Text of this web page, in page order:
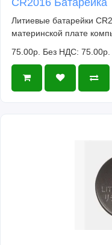
Литиевые батарейки
материнской плате
75.00р. Без НДС: 75.00р.